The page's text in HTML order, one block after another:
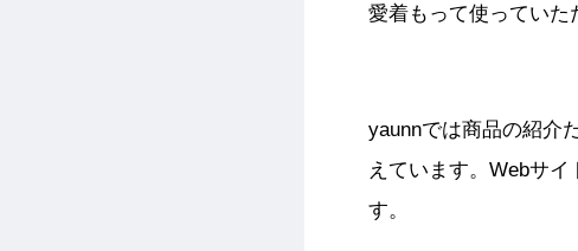
愛着もって使っていた
yaunnでは商品の紹介
えています。Webサ
す。